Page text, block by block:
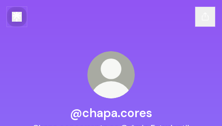
@chapa.cores